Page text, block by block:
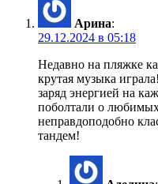
Арина:
29.12.2024 в 05:18
Недавно на пляжке
крутая музыка
заряд энергией на
поболтали о
неправдоподобно
тандем!